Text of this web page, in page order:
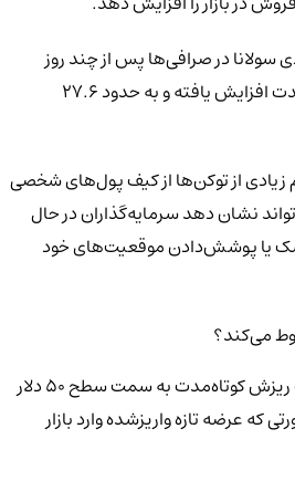
در صرافی‌ها پس از چند روز
فعالیت نسبتاً باثبات، به‌شدت افزایش یافته و به حدود ۲۷.۶
زیادی از توکن‌ها از کیف پول‌های شخصی
نشان دهد سرمایه‌گذاران در حال
یا پوشش‌دادن موقعیت‌های خود
سناریوی نزولی، احتمال یک ریزش کوتاه‌مدت به سمت سطح ۵۰ دلار
که عرضه تازه واریزشده وارد بازار